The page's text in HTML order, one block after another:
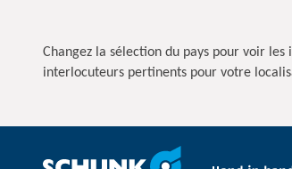
Changez la sélection du pays pour voir
interlocuteurs pertinents pour votre